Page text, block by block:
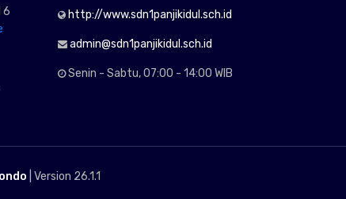
6
http://www.sdn1panjikidul.sch.id
admin@sdn1panjikidul.sch.id
Senin - Sabtu, 07:00 - 14:00 WIB
| Version 26.1.1